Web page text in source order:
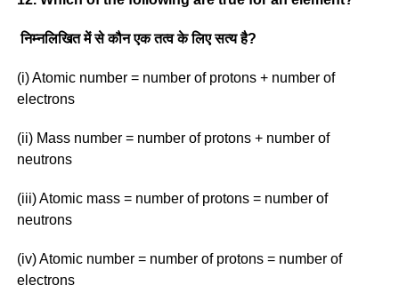
निम्नलिखित में से कौन एक तत्व के लिए सत्य है?
(i) Atomic number = number of protons + number of
electrons
(ii) Mass number = number of protons + number of
neutrons
(iii) Atomic mass = number of protons = number of
neutrons
(iv) Atomic number = number of protons = number of
electrons